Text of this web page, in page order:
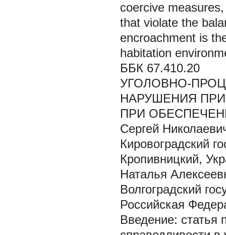
coercive
that violate the
encroachment is
habitation
ББК 67.410.20
УГОЛОВНО-
НАРУШЕНИЯ
ПРИ
Сергей
Кировоградский
Кропивницкий,
Наталья
Волгоградский
Российская
Введение: статья